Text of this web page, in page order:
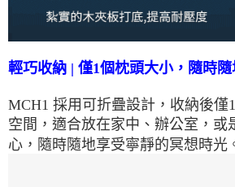
輕巧收納 | 僅1個枕頭大小，隨時
MCH1 採用可折疊設計，收納後僅
空間，適合放在家中、辦公室，或
心，隨時隨地享受寧靜的冥想時光